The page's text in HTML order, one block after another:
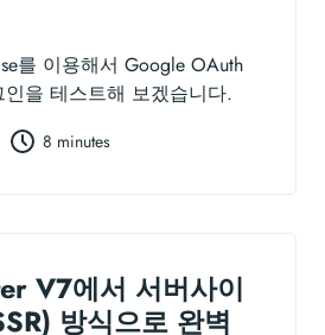
를 이용해서 Google OAuth
을 테스트해 보겠습니다.
8 minutes
V7에서 서버사이
방식으로 완벽